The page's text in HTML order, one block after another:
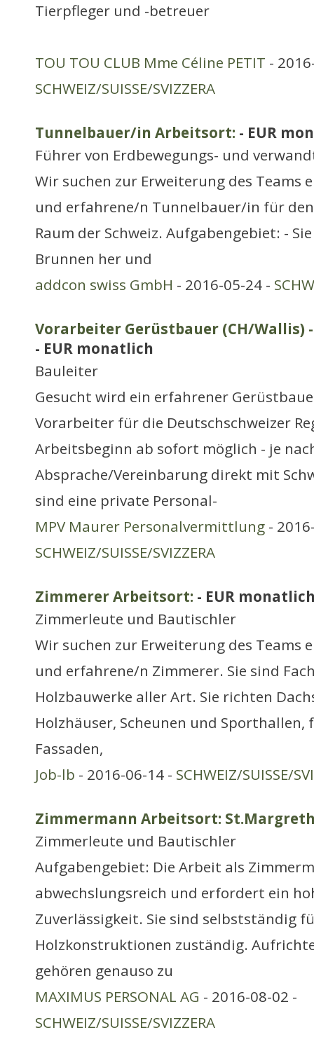
Tierpfleger und -betreuer
TOU TOU CLUB Mme Céline PETIT -
SCHWEIZ/SUISSE/SVIZZERA
Tunnelbauer/in Arbeitsort: - EUR
Führer von Erdbewegungs- und
Wir suchen zur Erweiterung des Teams
und erfahrene/n Tunnelbauer/in für
Raum der Schweiz. Aufgabengebiet: -
Brunnen her und
addcon swiss GmbH - 2016-05-24 -
Vorarbeiter Gerüstbauer (CH/
- EUR monatlich
Bauleiter
Gesucht wird ein erfahrener
Vorarbeiter für die Deutschschweizer
Arbeitsbeginn ab sofort möglich - je
Absprache/Vereinbarung direkt mit
sind eine private Personal-
MPV Maurer Personalvermittlung -
SCHWEIZ/SUISSE/SVIZZERA
Zimmerer Arbeitsort: - EUR
Zimmerleute und Bautischler
Wir suchen zur Erweiterung des Teams
und erfahrene/n Zimmerer. Sie sind
Holzbauwerke aller Art. Sie richten
Holzhäuser, Scheunen und
Fassaden,
Job-lb - 2016-06-14 - SCHWEIZ/SUISSE/
Zimmermann Arbeitsort:
Zimmerleute und Bautischler
Aufgabengebiet: Die Arbeit als
abwechslungsreich und erfordert ein
Zuverlässigkeit. Sie sind selbstständig
Holzkonstruktionen zuständig.
gehören genauso zu
MAXIMUS PERSONAL AG - 2016-08-02 -
SCHWEIZ/SUISSE/SVIZZERA